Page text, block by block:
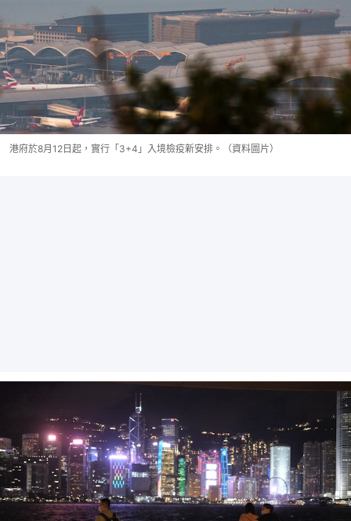
港府於8月12日起，實行「3+4」入境檢疫新安排。（資料圖片）